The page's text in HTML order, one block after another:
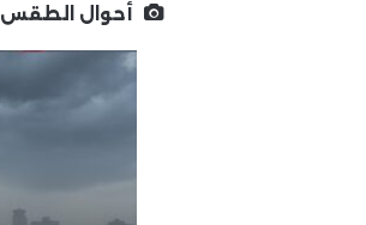
أحوال الطقس